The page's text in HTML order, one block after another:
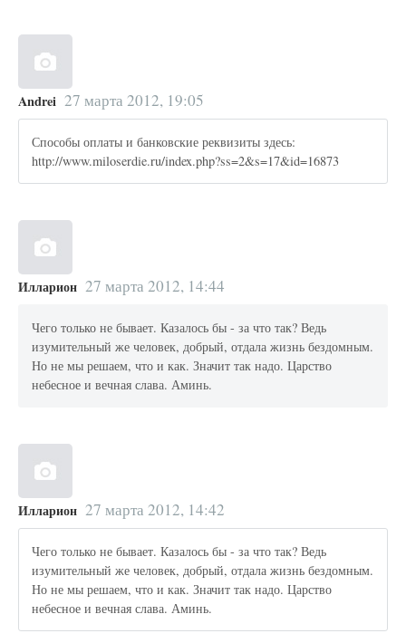
Andrei 27 марта 2012, 19:05
Способы оплаты и банковские реквизиты здесь:
http://www.miloserdie.ru/index.php?ss=2&s=17&id=16873
Илларион 27 марта 2012, 14:44
Чего только не бывает. Казалось бы - за что так? Ведь
изумительный же человек, добрый, отдала жизнь бездомным.
Но не мы решаем, что и как. Значит так надо. Царство
небесное и вечная слава. Аминь.
Илларион 27 марта 2012, 14:42
Чего только не бывает. Казалось бы - за что так? Ведь
изумительный же человек, добрый, отдала жизнь бездомным.
Но не мы решаем, что и как. Значит так надо. Царство
небесное и вечная слава. Аминь.